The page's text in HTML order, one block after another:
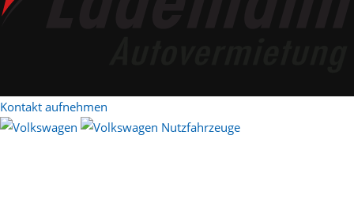
Kontakt aufnehmen